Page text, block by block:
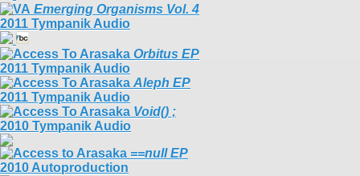
Emerging Organisms Vol. 4
2011 Tympanik Audio
Orbitus EP
2011 Tympanik Audio
Aleph EP
2011 Tympanik Audio
Void() ;
2010 Tympanik Audio
==null EP
2010 Autoproduction